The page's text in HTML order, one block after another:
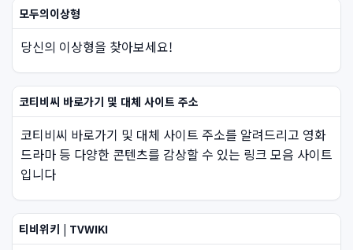
모두의이상형
당신의 이상형을 찾아보세요!
코티비씨 바로가기 및 대체 사이트 주소
코티비씨 바로가기 및 대체 사이트 주소를 알려드리고 영화
드라마 등 다양한 콘텐츠를 감상할 수 있는 링크 모음 사이트
입니다
티비위키 | TVWIKI